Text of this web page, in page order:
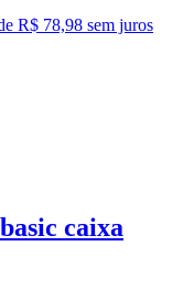
R$ 78,98 sem juros
caixa